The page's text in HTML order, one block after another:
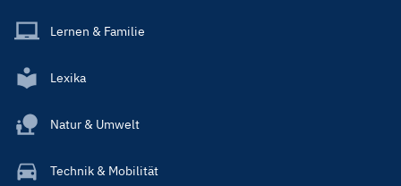
Lernen & Familie
Lexika
Natur & Umwelt
Technik & Mobilität